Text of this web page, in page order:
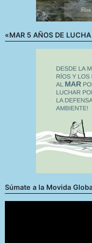
«MAR 5 AÑOS DE
Súmate a la Movida